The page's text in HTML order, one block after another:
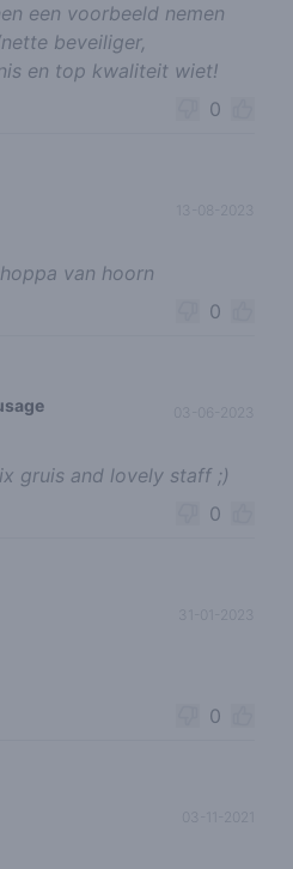
een voorbeeld nemen
beveiliger,
en top kwaliteit wiet!
0
13-08-2023
van hoorn
0
03-06-2023
gruis and lovely staff ;)
0
31-01-2023
0
03-11-2021